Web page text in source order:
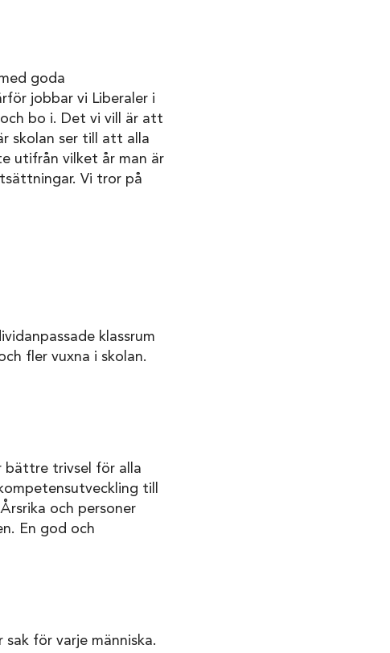
goda
jobbar vi Liberaler i
bo i. Det vi vill är att
skolan ser till att alla
utifrån vilket år man är
Vi tror på
klassrum
fler vuxna i skolan.
bättre trivsel för alla
till
och personer
En god och
för varje människa.